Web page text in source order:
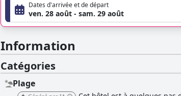
Dates d'arrivée et de départ
ven. 28 août - sam. 29 août
Information
Catégories
Plage